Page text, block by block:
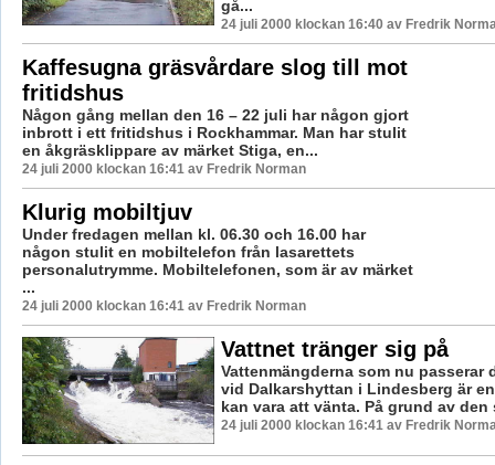
gå...
24 juli 2000 klockan 16:40 av Fredrik
Kaffesugna gräsvårdare slog till mot
fritidshus
Någon gång mellan den 16 – 22 juli har någon gjort
inbrott i ett fritidshus i Rockhammar. Man har stulit
en åkgräsklippare av märket Stiga, en...
24 juli 2000 klockan 16:41 av Fredrik Norman
Klurig mobiltjuv
Under fredagen mellan kl. 06.30 och 16.00 har
någon stulit en mobiltelefon från lasarettets
personalutrymme. Mobiltelefonen, som är av märket
...
24 juli 2000 klockan 16:41 av Fredrik Norman
Vattnet tränger sig på
Vattenmängderna som nu passerar
vid Dalkarshyttan i Lindesberg är
kan vara att vänta. På grund av den
24 juli 2000 klockan 16:41 av Fredrik